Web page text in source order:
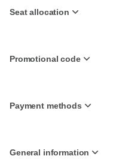
Seat allocation
Promotional code
Payment methods
General information